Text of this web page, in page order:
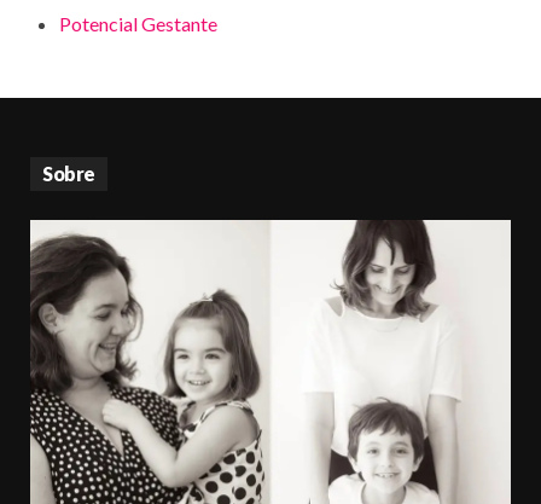
Potencial Gestante
Sobre